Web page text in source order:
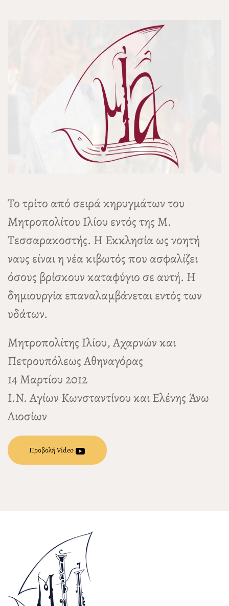
Το τρίτο από σειρά κηρυγμάτων του
Μητροπολίτου Ιλίου εντός της Μ.
Τεσσαρακοστής. Η Εκκλησία ως νοητή
ναυς είναι η νέα κιβωτός που ασφαλίζει
όσους βρίσκουν καταφύγιο σε αυτή. Η
δημιουργία επαναλαμβάνεται εντός των
υδάτων.
Μητροπολίτης Ιλίου, Αχαρνών και
Πετρουπόλεως Αθηναγόρας
14 Μαρτίου 2012
Ι.Ν. Αγίων Κωνσταντίνου και Ελένης Άνω
Λιοσίων
Προβολή Video